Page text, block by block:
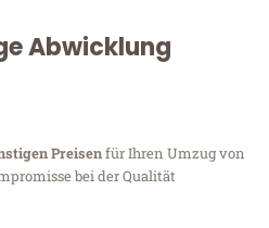
Abwicklung
Preisenfür Ihren Umzug von
bei der Qualität